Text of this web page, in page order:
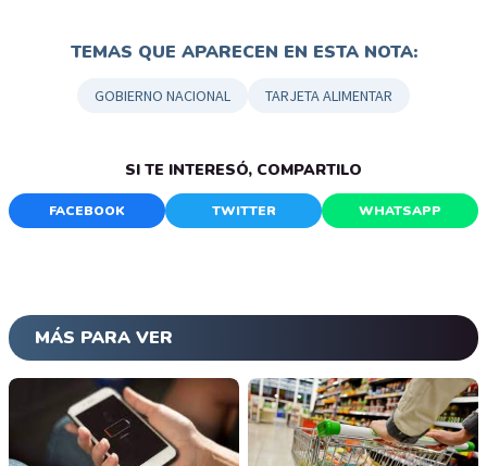
TEMAS QUE APARECEN EN ESTA NOTA:
GOBIERNO NACIONAL TARJETA ALIMENTAR
SI TE INTERESÓ, COMPARTILO
FACEBOOK TWITTER WHATSAPP
MÁS PARA VER